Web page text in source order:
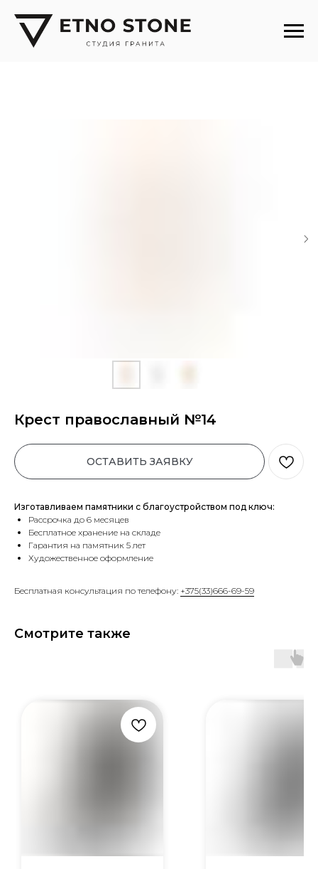
Крест православный №14
ОСТАВИТЬ ЗАЯВКУ
Изготавливаем памятники с благоустройством под ключ:
Рассрочка до 6 месяцев
Бесплатное хранение на складе
Гарантия на памятник 5 лет
Художественное оформление
Бесплатная консультация по телефону: +375(33)666-69-59
Смотрите также